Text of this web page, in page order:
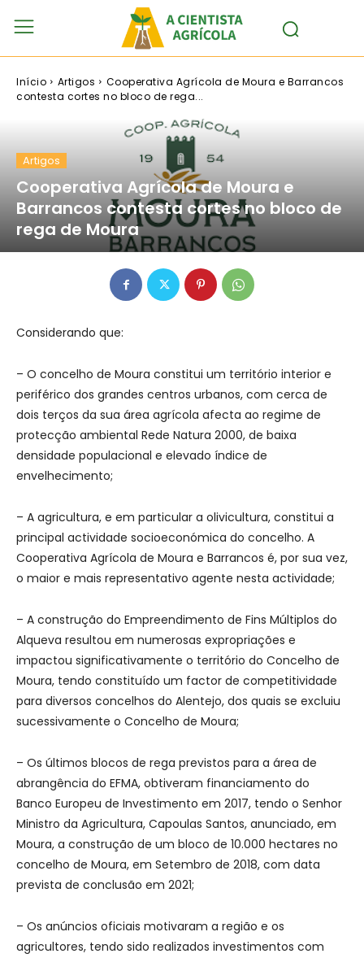
Início Artigos
Cooperativa Agrícola de Moura e Barrancos
contesta cortes no bloco de rega...
Artigos
Cooperativa Agrícola de Moura e
Barrancos contesta cortes no bloco de
rega de Moura
Considerando que:
– O concelho de Moura constitui um território interior e
periférico dos grandes centros urbanos, com cerca de
dois terços da sua área agrícola afecta ao regime de
protecção ambiental Rede Natura 2000, de baixa
densidade populacional e elevado índice de
envelhecimento;
– A agricultura, e em particular a olivicultura, constitui a
principal actividade socioeconómica do concelho. A
Cooperativa Agrícola de Moura e Barrancos é, por sua vez,
o maior e mais representativo agente nesta actividade;
– A construção do Empreendimento de Fins Múltiplos do
Alqueva resultou em numerosas expropriações e
impactou significativamente o território do Concelho de
Moura, tendo constituído um factor de competitividade
para diversos concelhos do Alentejo, dos quais se excluiu
sucessivamente o Concelho de Moura;
– Os últimos blocos de rega previstos para a área de
abrangência do EFMA, obtiveram financiamento do
Banco Europeu de Investimento em 2017, tendo o Senhor
Ministro da Agricultura, Capoulas Santos, anunciado, em
Moura, a construção de um bloco de 10.000 hectares no
concelho de Moura, em Setembro de 2018, com data
prevista de conclusão em 2021;
– Os anúncios oficiais motivaram a região e os
agricultores, tendo sido realizados investimentos com